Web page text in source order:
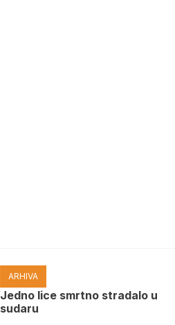
ARHIVA
Јedno lice smrtno stradalo u
sudaru